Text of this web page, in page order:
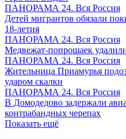
ПАНОРАМА 24. Вся Россия
Детей мигрантов обязали
18-летия
ПАНОРАМА 24. Вся Россия
Медвежат-попрошаек
ПАНОРАМА 24. Вся Россия
Жительница Приамурья
ударом скалки
ПАНОРАМА 24. Вся Россия
В Домодедово задержали
контрабандных черепах
Показать ещё